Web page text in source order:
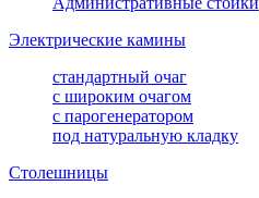
Электрические камины
стандартный очаг
с широким очагом
с парогенератором
под натуральную кладку
Столешницы